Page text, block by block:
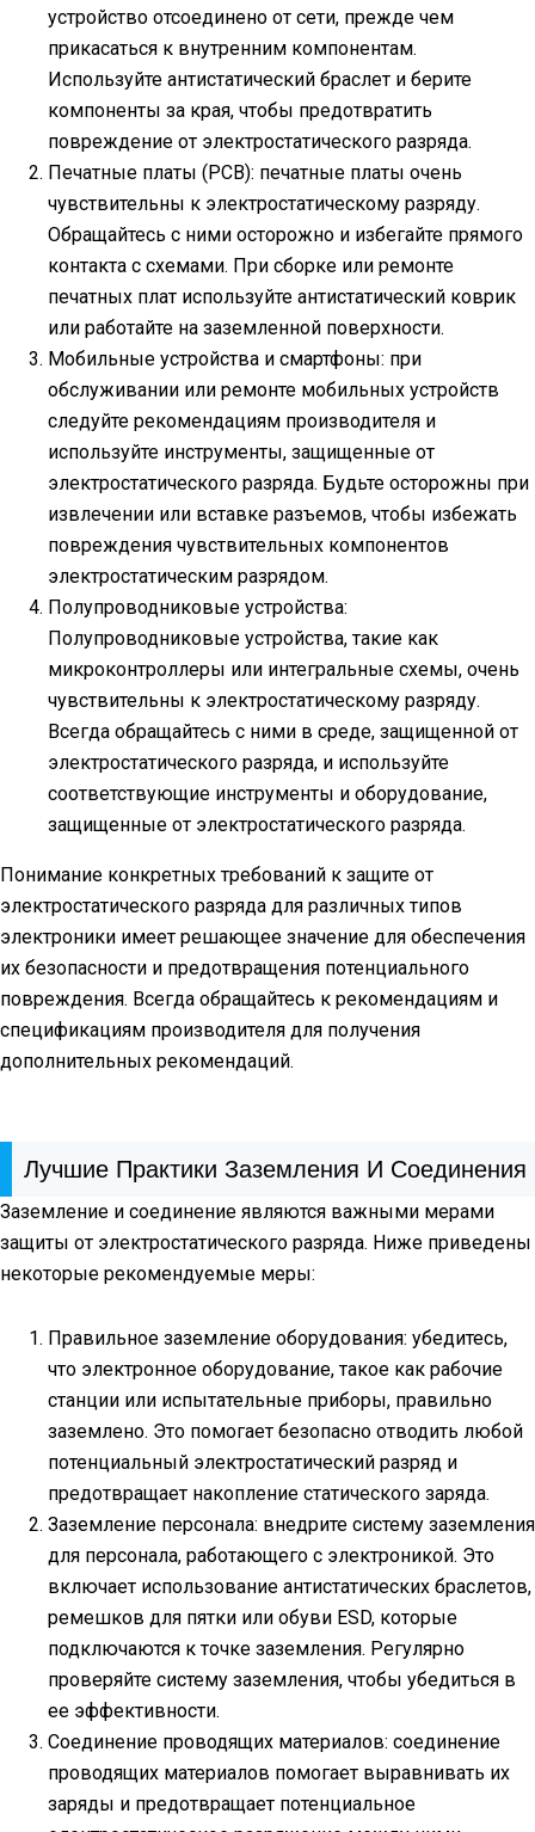
устройство отсоединено от сети, прежде чем
прикасаться к внутренним компонентам.
Используйте антистатический браслет и берите
компоненты за края, чтобы предотвратить
повреждение от электростатического разряда.
Печатные платы (PCB): печатные платы очень
чувствительны к электростатическому разряду.
Обращайтесь с ними осторожно и избегайте прямого
контакта с схемами. При сборке или ремонте
печатных плат используйте антистатический коврик
или работайте на заземленной поверхности.
Мобильные устройства и смартфоны: при
обслуживании или ремонте мобильных устройств
следуйте рекомендациям производителя и
используйте инструменты, защищенные от
электростатического разряда. Будьте осторожны при
извлечении или вставке разъемов, чтобы избежать
повреждения чувствительных компонентов
электростатическим разрядом.
Полупроводниковые устройства:
Полупроводниковые устройства, такие как
микроконтроллеры или интегральные схемы, очень
чувствительны к электростатическому разряду.
Всегда обращайтесь с ними в среде, защищенной от
электростатического разряда, и используйте
соответствующие инструменты и оборудование,
защищенные от электростатического разряда.
Понимание конкретных требований к защите от
электростатического разряда для различных типов
электроники имеет решающее значение для обеспечения
их безопасности и предотвращения потенциального
повреждения. Всегда обращайтесь к рекомендациям и
спецификациям производителя для получения
дополнительных рекомендаций.
Лучшие Практики Заземления И Соединения
Заземление и соединение являются важными мерами
защиты от электростатического разряда. Ниже приведены
некоторые рекомендуемые меры:
Правильное заземление оборудования: убедитесь,
что электронное оборудование, такое как рабочие
станции или испытательные приборы, правильно
заземлено. Это помогает безопасно отводить любой
потенциальный электростатический разряд и
предотвращает накопление статического заряда.
Заземление персонала: внедрите систему заземления
для персонала, работающего с электроникой. Это
включает использование антистатических браслетов,
ремешков для пятки или обуви ESD, которые
подключаются к точке заземления. Регулярно
проверяйте систему заземления, чтобы убедиться в
ее эффективности.
Соединение проводящих материалов: соединение
проводящих материалов помогает выравнивать их
заряды и предотвращает потенциальное